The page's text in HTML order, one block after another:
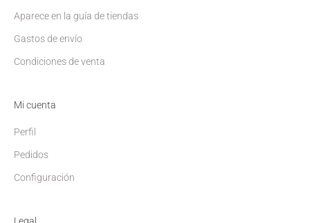
Aparece en la guía de tiendas
Gastos de envío
Condiciones de venta
Mi cuenta
Perfil
Pedidos
Configuración